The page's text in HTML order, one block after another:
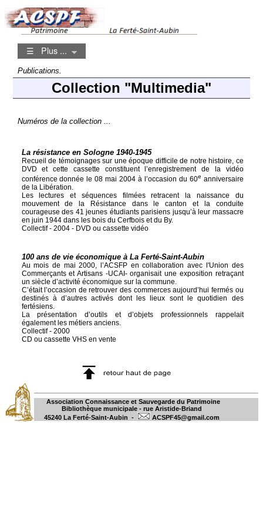
☰ Plus ...
Publications.
Collection "Multimedia"
Numéros de la collection ...
La résistance en Sologne 1940-1945
Recueil de témoignages sur une époque difficile de notre histoire, ce
DVD et cette cassette constituent l’enregistrement de la vidéo
conférence donnée le 08 mai 2004 à l’occasion du 60e anniversaire
de la Libération.
Les lectures et séquences filmées retracent la naissance du
mouvement de la Résistance dans le canton et la conduite
courageuse des 41 jeunes étudiants parisiens jusqu’à leur massacre
en juin 1944 dans les bois du Cerfbois et du By.
Collectif - 2004 - DVD ou cassette vidéo
100 ans de vie économique à La Ferté-Saint-Aubin
Au mois de mai 2000, l’ACSFP en collaboration avec l'Union des
Commerçants et Artisans -UCAI- organisait une exposition retraçant
un siècle d’activité économique sur la commune.
C’était l’occasion de retrouver des commerces aujourd’hui fermés ou
destinés à d’autres activés dont les lieux sont le quotidien des
fertésiens.
La présentation d’outils et d’objets professionnels rappelait
également les métiers anciens.
Collectif - 2000
CD ou cassette VHS en vente
Association Connaissance et Sauvegarde du Patrimoine
Bibliothèque municipale - rue Aristide-Briand
45240 La Ferté-Saint-Aubin -
ACSPF45@gmail.com